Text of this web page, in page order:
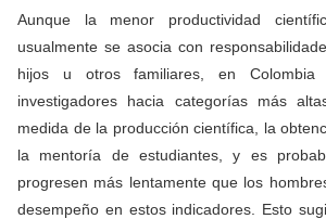
Aunque la menor productividad
usualmente se asocia con
hijos u otros familiares, en
investigadores hacia categorías más
medida de la producción científica, la
la mentoría de estudiantes, y es
progresen más lentamente que los
desempeño en estos indicadores. Esto